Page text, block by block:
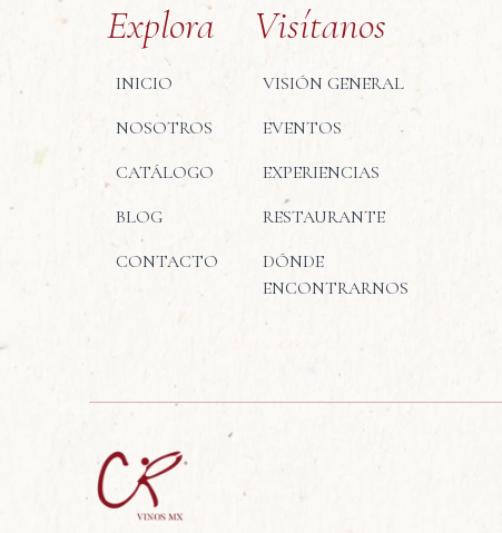
Explora
INICIO
NOSOTROS
CATÁLOGO
BLOG
CONTACTO
Visítanos
VISIÓN GENERAL
EVENTOS
EXPERIENCIAS
RESTAURANTE
DÓNDE
ENCONTRARNOS